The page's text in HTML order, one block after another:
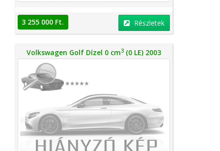
3 255 000 Ft. Részletek
Volkswagen Golf Dízel 0 cm3 (0 LE) 2003